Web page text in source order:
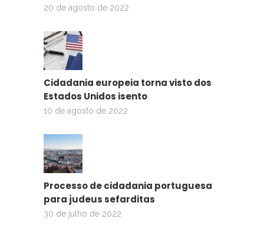
20 de agosto de 2022
Cidadania europeia torna visto dos
Estados Unidos isento
10 de agosto de 2022
Processo de cidadania portuguesa
para judeus sefarditas
30 de julho de 2022